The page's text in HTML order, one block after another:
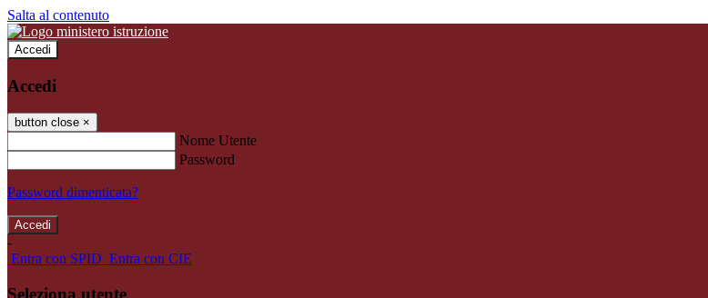
Salta al contenuto
Accedi
Accedi
button close ×
Nome Utente
Password
Password dimenticata?
-
Entra con SPID Entra con CIE
Seleziona utente